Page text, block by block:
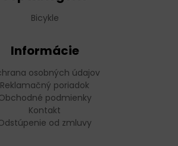
Bicykle
Informácie
osobných údajov
Reklamačný poriadok
podmienky
Kontakt
od zmluvy